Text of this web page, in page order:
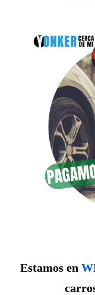
Estamos en